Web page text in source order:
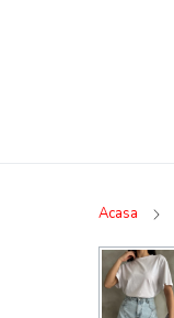
Acasa